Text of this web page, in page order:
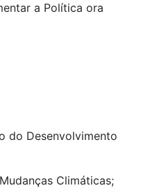
a Política ora
do Desenvolvimento
Climáticas;